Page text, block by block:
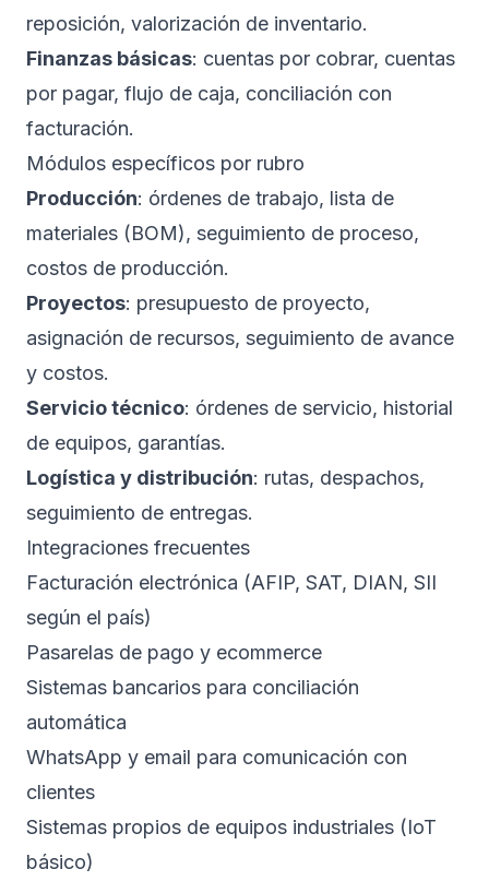
reposición, valorización de inventario.
Finanzas básicas: cuentas por cobrar, cuentas
por pagar, flujo de caja, conciliación con
facturación.
Módulos específicos por rubro
Producción: órdenes de trabajo, lista de
materiales (BOM), seguimiento de proceso,
costos de producción.
Proyectos: presupuesto de proyecto,
asignación de recursos, seguimiento de avance
y costos.
Servicio técnico: órdenes de servicio, historial
de equipos, garantías.
Logística y distribución: rutas, despachos,
seguimiento de entregas.
Integraciones frecuentes
Facturación electrónica (AFIP, SAT, DIAN, SII
según el país)
Pasarelas de pago y ecommerce
Sistemas bancarios para conciliación
automática
WhatsApp y email para comunicación con
clientes
Sistemas propios de equipos industriales (IoT
básico)